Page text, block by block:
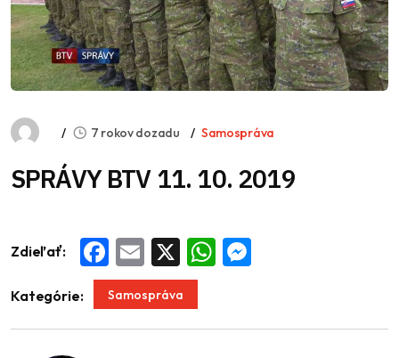
7 rokov dozadu Samospráva
SPRÁVY BTV 11. 10. 2019
Zdieľať: Facebook
Email WhatsApp
Kategórie: Samospráva